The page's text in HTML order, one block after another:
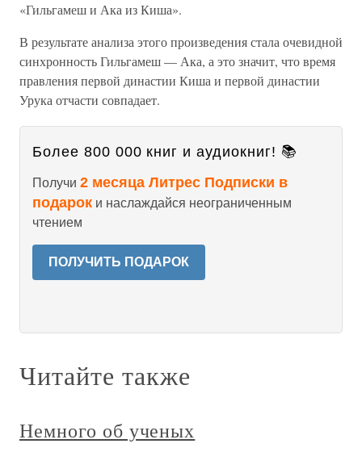
«Гильгамеш и Ака из Киша».
В результате анализа этого произведения стала очевидной
синхронность Гильгамеш — Ака, а это значит, что время
правления первой династии Киша и первой династии
Урука отчасти совпадает.
Более 800 000 книг и аудиокниг! 📚
Получи 2 месяца Литрес Подписки в
подарок и наслаждайся неограниченным
чтением
ПОЛУЧИТЬ ПОДАРОК
Читайте также
Немного об ученых